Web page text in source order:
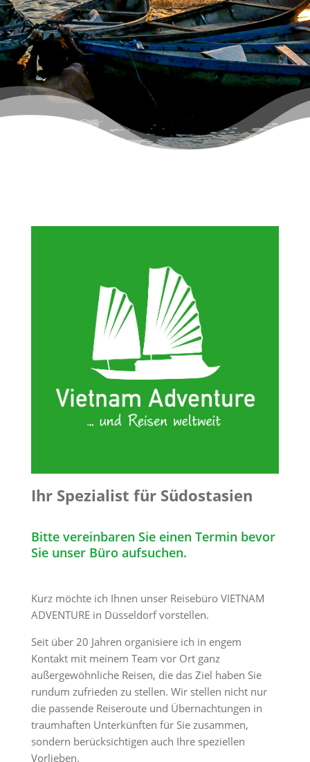
Ihr Spezialist für Südostasien
Bitte vereinbaren Sie einen Termin bevor
Sie unser Büro aufsuchen.
Kurz möchte ich Ihnen unser Reisebüro VIETNAM
ADVENTURE in Düsseldorf vorstellen.
Seit über 20 Jahren organisiere ich in engem
Kontakt mit meinem Team vor Ort ganz
außergewöhnliche Reisen, die das Ziel haben Sie
rundum zufrieden zu stellen. Wir stellen nicht nur
die passende Reiseroute und Übernachtungen in
traumhaften Unterkünften für Sie zusammen,
sondern berücksichtigen auch Ihre speziellen
Vorlieben.